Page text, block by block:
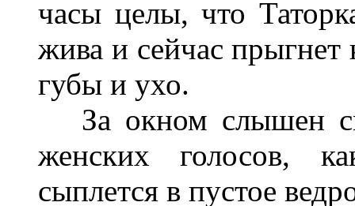
часы целы, что
жива и сейчас прыгнет
губы и ухо.
За окном слышен
женских голосов,
сыплется в пустое